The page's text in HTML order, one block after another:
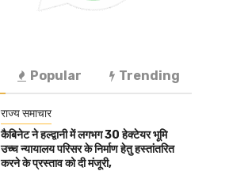
Popular Trending
राज्य समाचार
कैबिनेट ने हल्द्वानी में लगभग 30 हेक्टेयर भूमि
उच्च न्यायालय परिसर के निर्माण हेतु हस्तांतरित
करने के प्रस्ताव को दी मंजूरी,